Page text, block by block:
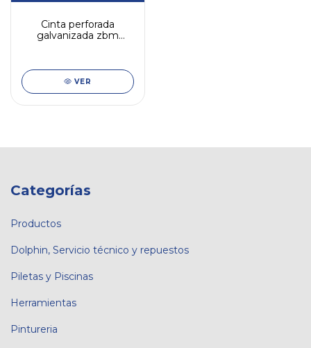
Cinta perforada
galvanizada zbm
VER
Categorías
Productos
Dolphin, Servicio técnico y repuestos
Piletas y Piscinas
Herramientas
Pintureria